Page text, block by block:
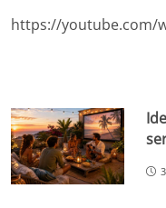
https://youtube.com/